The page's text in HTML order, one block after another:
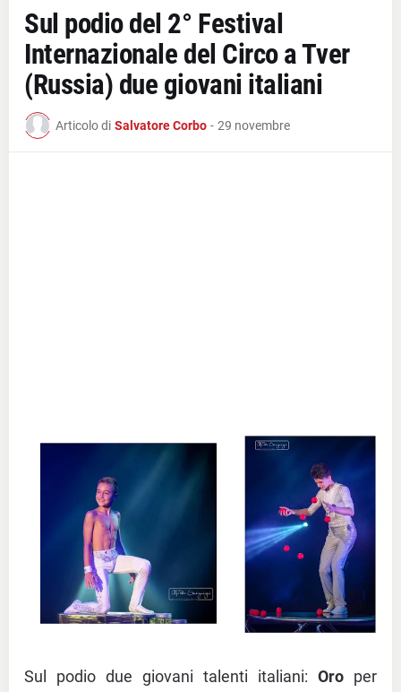
Sul podio del 2° Festival
Internazionale del Circo a Tver
(Russia) due giovani italiani
Articolo di Salvatore Corbo - 29 novembre
Sul podio due giovani talenti italiani: Oro per